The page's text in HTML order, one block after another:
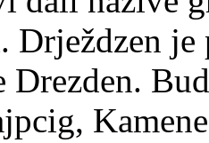
Drježdzen
Drezden.